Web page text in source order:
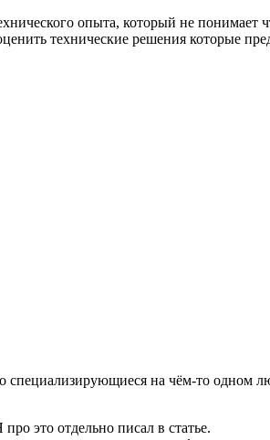
опыта, который не
технические решения которые
специализирующиеся на чём-то одном
это отдельно писал в статье.